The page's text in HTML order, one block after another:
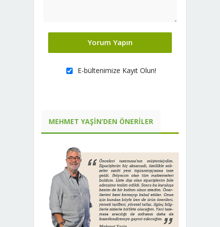
E-bültenimize Kayıt Olun!
MEHMET YAŞIN’DEN ÖNERILER